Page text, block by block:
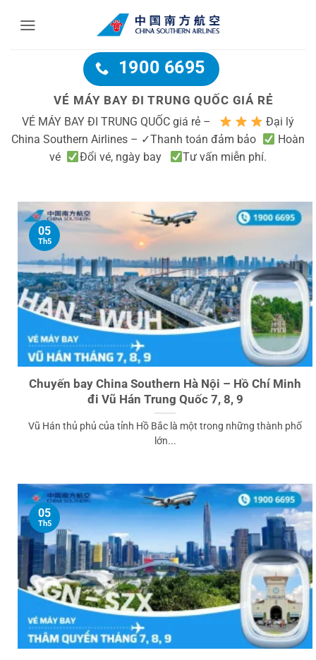
1900 6695
VÉ MÁY BAY ĐI TRUNG QUỐC GIÁ RẺ
VÉ MÁY BAY ĐI TRUNG QUỐC giá rẻ –
Đại lý
China Southern Airlines – ✓Thanh toán đảm bảo
Hoàn
vé
Đổi vé, ngày bay Tư vấn miễn phí.
Chuyến bay China Southern Hà Nội – Hồ Chí Minh
đi Vũ Hán Trung Quốc 7, 8, 9
Vũ Hán thủ phủ của tỉnh Hồ Bắc là một trong những thành phố
lớn...
05
Th5
05
Th5